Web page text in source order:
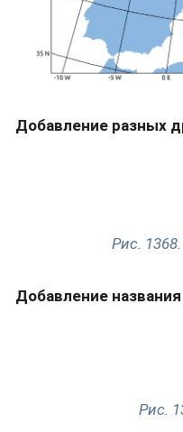
Добавление разных
Рис. 1368.
Добавление
Рис.